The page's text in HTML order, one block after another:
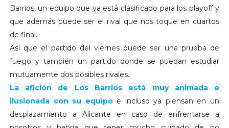
Barrios, un equipo que ya está clasificado para los playoff y
que además puede ser el rival que nos toque en cuartos
de final.
Así que el partido del viernes puede ser una prueba de
fuego y también un partido donde se puedan estudiar
mutuamente dos posibles rivales.
La afición de Los Barrios está muy animada e
ilusionada con su equipo e incluso ya piensan en un
desplazamiento a Alicante en caso de enfrentarse a